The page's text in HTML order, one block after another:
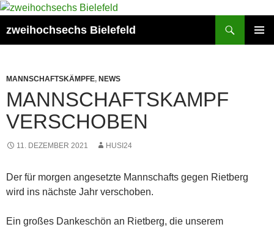
Zum
springen
zweihochsechs Bielefeld
MANNSCHAFTSKÄMPFE, NEWS
MANNSCHAFTSKAMPF
VERSCHOBEN
11. DEZEMBER 2021 HUSI24
Der für morgen angesetzte Mannschafts gegen Rietberg
wird ins nächste Jahr verschoben.
Ein großes Dankeschön an Rietberg, die unserem